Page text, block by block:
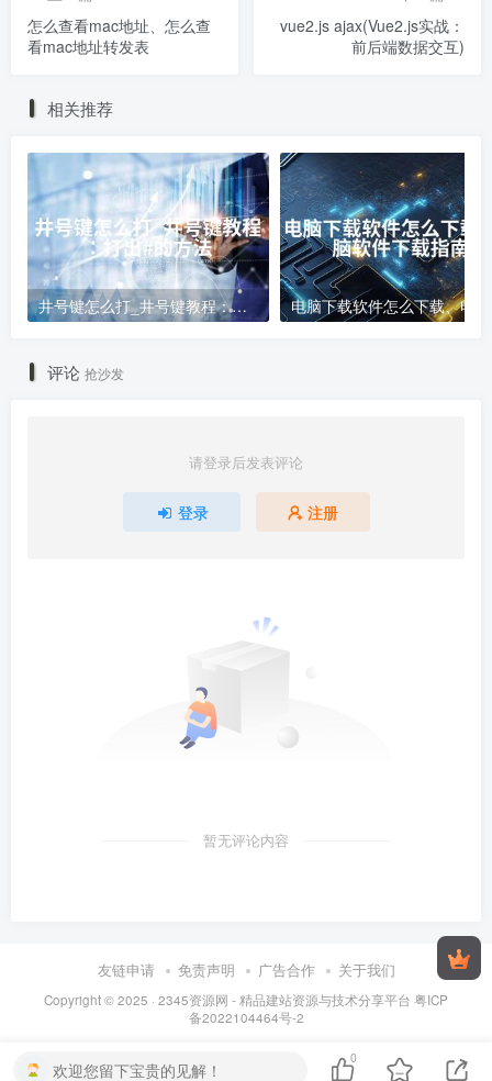
怎么查看mac地址、怎么查
看mac地址转发表
vue2.js ajax(Vue2.js实战：
前后端数据交互)
相关推荐
井号键怎么打_井号键教程：打出#的方法
评论 抢沙发
请登录后发表评论
登录 注册
暂无评论内容
友链申请 免责声明 广告合作 关于我们
Copyright © 2025 · 2345资源网 - 精品建站资源与技术分享平台 粤ICP
备2022104464号-2
欢迎您留下宝贵的见解！
0